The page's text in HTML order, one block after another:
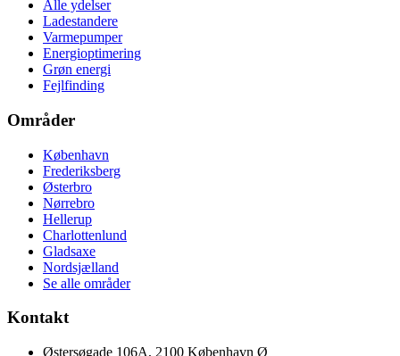
Alle ydelser
Ladestandere
Varmepumper
Energioptimering
Grøn energi
Fejlfinding
Områder
København
Frederiksberg
Østerbro
Nørrebro
Hellerup
Charlottenlund
Gladsaxe
Nordsjælland
Se alle områder
Kontakt
Østersøgade 106A, 2100 København Ø